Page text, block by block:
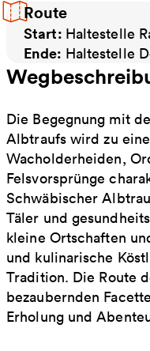
Route
Start: Haltestelle
Ende: Haltestelle
Die Begegnung mit
Albtraufs wird zu
Wacholderheiden,
Felsvorsprünge
Schwäbischer
Täler und
kleine Ortschaften
und kulinarische
Tradition. Die Route
bezaubernden
Erholung und